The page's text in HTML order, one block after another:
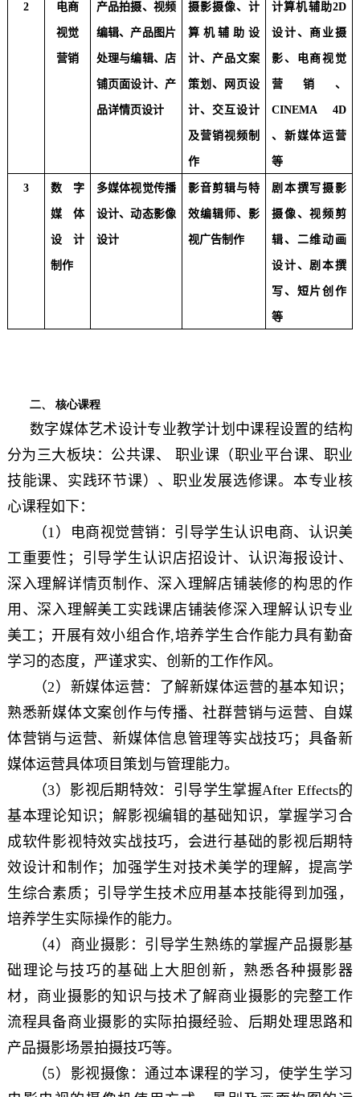
2 电商
视觉
营销
产品拍摄、视频
编辑、产品图片
处理与编辑、店
铺页面设计、产
品详情页设计
摄影摄像、计
算机辅助设
计、产品文案
策划、网页设
计、交互设计
及营销视频制
作
计算机辅助2D
设计、商业摄
影、电商视觉
营销、
CINEMA 4D
、新媒体运营
等
3 数字
媒体
设计
制作
多媒体视觉传播
设计、动态影像
设计
影音剪辑与特
效编辑师、影
视广告制作
剧本撰写摄影
摄像、视频剪
辑、二维动画
设计、剧本撰
写、短片创作
等
二、 核心课程
数字媒体艺术设计专业教学计划中课程设置的结构
分为三大板块：公共课、 职业课（职业平台课、职业
技能课、实践环节课）、职业发展选修课。本专业核
心课程如下：
（1）电商视觉营销：引导学生认识电商、认识美
工重要性；引导学生认识店招设计、认识海报设计、
深入理解详情页制作、深入理解店铺装修的构思的作
用、深入理解美工实践课店铺装修深入理解认识专业
美工；开展有效小组合作,培养学生合作能力具有勤奋
学习的态度，严谨求实、创新的工作作风。
（2）新媒体运营：了解新媒体运营的基本知识；
熟悉新媒体文案创作与传播、社群营销与运营、自媒
体营销与运营、新媒体信息管理等实战技巧；具备新
媒体运营具体项目策划与管理能力。
（3）影视后期特效：引导学生掌握After Effects的
基本理论知识；解影视编辑的基础知识，掌握学习合
成软件影视特效实战技巧，会进行基础的影视后期特
效设计和制作；加强学生对技术美学的理解，提高学
生综合素质；引导学生技术应用基本技能得到加强，
培养学生实际操作的能力。
（4）商业摄影：引导学生熟练的掌握产品摄影基
础理论与技巧的基础上大胆创新，熟悉各种摄影器
材，商业摄影的知识与技术了解商业摄影的完整工作
流程具备商业摄影的实际拍摄经验、后期处理思路和
产品摄影场景拍摄技巧等。
（5）影视摄像：通过本课程的学习，使学生学习